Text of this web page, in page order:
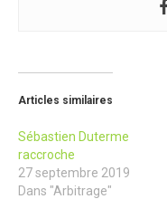
Articles similaires
Sébastien Duterme
raccroche
27 septembre 2019
Dans "Arbitrage"